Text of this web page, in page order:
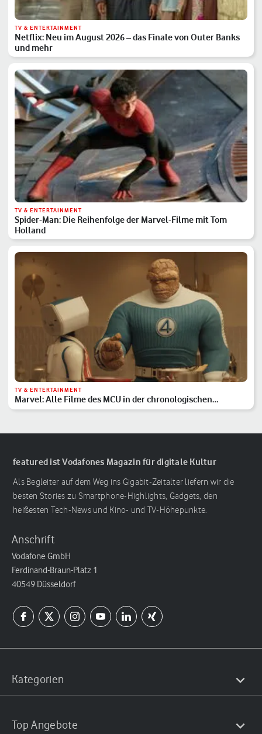
TV & ENTERTAINMENT
Netflix: Neu im August 2026 – das Finale von Outer Banks
und mehr
TV & ENTERTAINMENT
Spider-Man: Die Reihenfolge der Marvel-Filme mit Tom
Holland
TV & ENTERTAINMENT
Marvel: Alle Filme des MCU in der chronologischen
Reihenfolge
featured ist Vodafones Magazin für digitale Kultur
Als Begleiter auf dem Weg ins Gigabit-Zeitalter liefern wir die
besten Stories zu Smartphone-Highlights, Gadgets, den
heißesten Tech-News und Kino- und TV-Höhepunkte.
Anschrift
Vodafone GmbH
Ferdinand-Braun-Platz 1
40549 Düsseldorf
Kategorien
Top Angebote